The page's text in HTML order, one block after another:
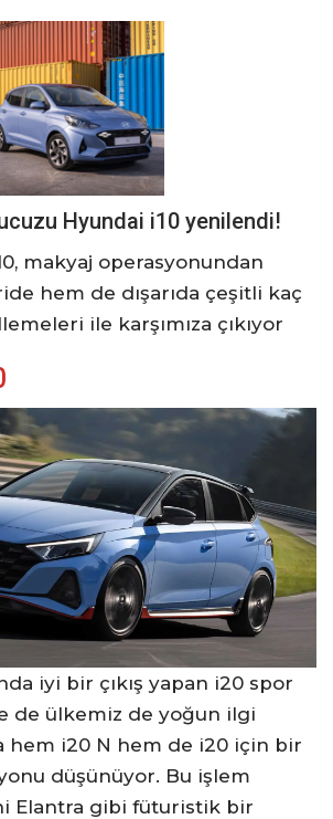
Hyundai i10 yenilendi!
makyaj operasyonundan
hem de dışarıda çeşitli kaç
ile karşımıza çıkıyor
iyi bir çıkış yapan i20 spor
de ülkemiz de yoğun ilgi
hem i20 N hem de i20 için bir
düşünüyor. Bu işlem
Elantra gibi füturistik bir